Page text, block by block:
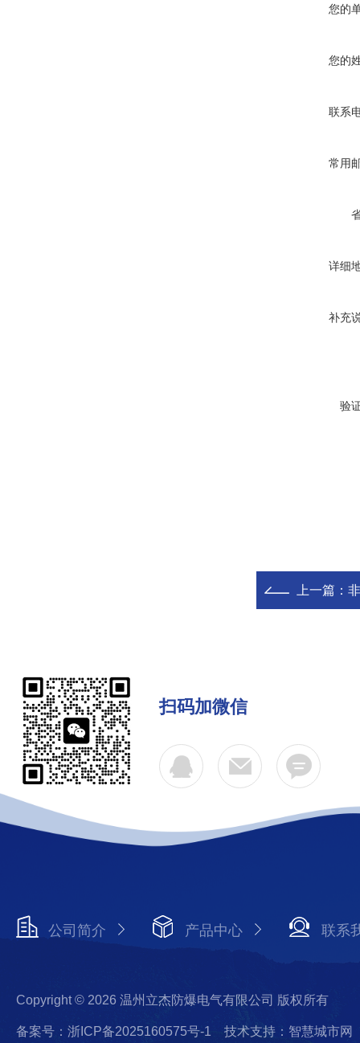
您的
您的
联系
常用
详细
补充
验
上一篇：
扫码加微信
公司简介 产品中心 联系
Copyright © 2026 温州立杰防爆电气有限公司 版权所有
备案号：浙ICP备2025160575号-1
技术支持：智慧城市网